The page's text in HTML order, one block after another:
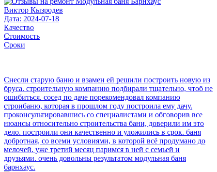
Виктор Кызродев
Дата: 2024-07-18
Качество
Стоимость
Сроки
Снесли старую баню и взамен ей решили построить новую из
бруса. строительную компанию подбирали тщательно, чтоб не
ошибиться. сосед по даче порекомендовал компанию
строибаню, которая в прошлом году построила ему дачу.
проконсультировавшись со специалистами и обговорив все
нюансы относительно строительства бани, доверили им это
дело. построили они качественно и уложились в срок. баня
добротная, со всеми условиями, в которой всё продумано до
мелочей. уже третий месяц паримся в ней с семьей и
друзьями. очень довольны результатом модульная баня
барнхаус.